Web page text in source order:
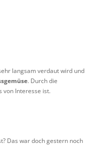
langsam verdaut wird und
. Durch die
von Interesse ist.
Das war doch gestern noch